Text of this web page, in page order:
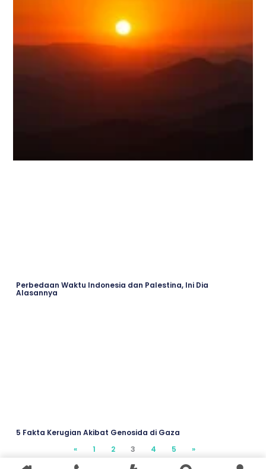
Perbedaan Waktu Indonesia dan Palestina, Ini Dia
Alasannya
5 Fakta Kerugian Akibat Genosida di Gaza
«
2 3 4 5 »